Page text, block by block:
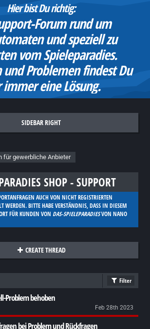
Hier bist Du richtig:
Forum rund um
und speziell zu
vom Spieleparadies.
und Problemen findest Du
eine Lösung.
für gewerbliche Anbieter
SHOP - SUPPORT
AUCH VON NICHT REGISTRIERTEN
WERDEN. BITTE HABE VERSTÄNDNIS, DASS IN DIESEM
FÜR KUNDEN VON DAS-SPIELEPARADIESVON NANO
CREATE THREAD
Filter
Problem behoben
Feb 28th 2023
bei Problem und Rückfragen